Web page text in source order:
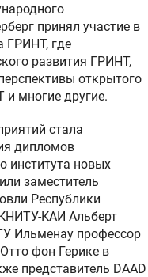
принял участие в
ГРИНТ, где
развития ГРИНТ,
открытого
и многие другие.
стала
дипломов
института новых
заместитель
Республики
КАИ Альберт
Ильменау профессор
фон Герике в
представитель DAAD